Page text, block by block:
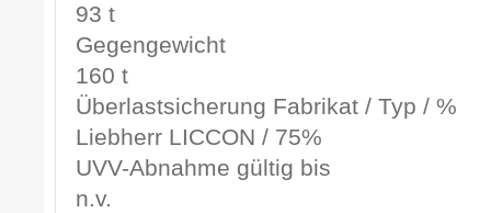
93 t
Gegengewicht
160 t
Überlastsicherung Fabrikat / Typ / %
Liebherr LICCON / 75%
UVV-Abnahme gültig bis
n.v.